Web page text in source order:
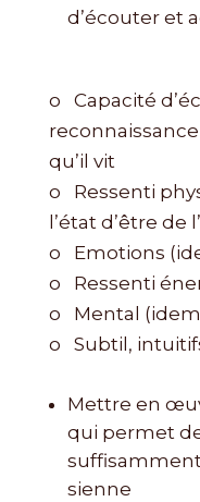
d’écouter et
o Capacité
qu’il vit
o Ressenti
l’état d’être
o Emotions
o Ressenti
o Mental
o Subtil,
Mettre en
qui permet
sienne